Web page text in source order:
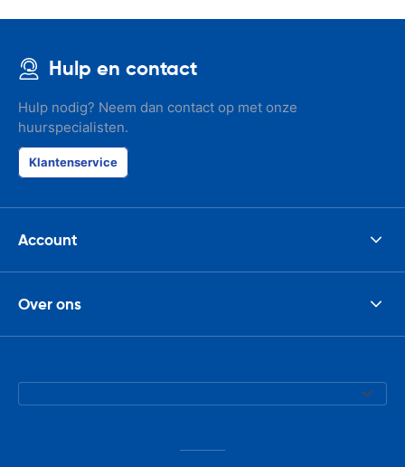
Hulp en contact
Hulp nodig? Neem dan contact op met onze
huurspecialisten.
Klantenservice
Account
Over ons